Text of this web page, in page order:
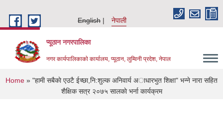
English
नेपाली
प्यूठान नगरपालिका
नगर कार्यपालिकाकाे कार्यालय, प्यूठान, लुम्विनी प्रदेश, नेपाल
You are here
Home » "हामी सबैकाे एउटै ईच्छा,नि:शुल्क अनिवार्य अाधारभुत शिक्षा" भन्ने नारा सहित
शैक्षिक सत्र २०७५ सालकाे भर्ना कार्यक्रम